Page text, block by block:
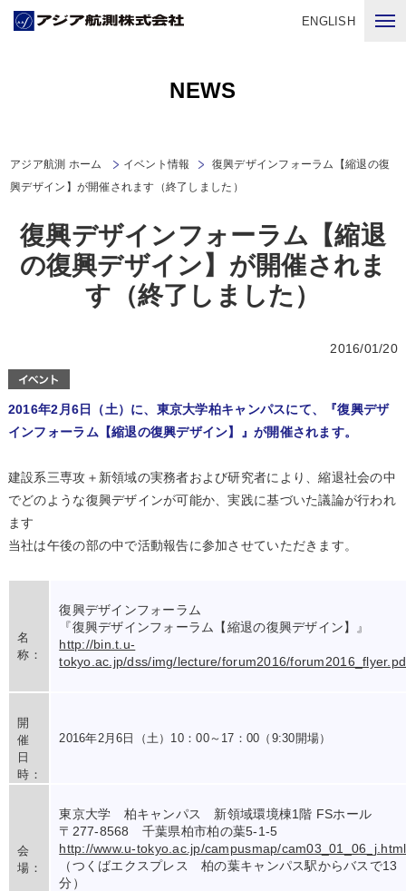
ENGLISH
NEWS
アジア航測 ホーム イベント情報
復興デザインフォーラム【縮退の復
興デザイン】が開催されます（終了しました）
復興デザインフォーラム【縮退
の復興デザイン】が開催されま
す（終了しました）
2016/01/20
2016年2月6日（土）に、東京大学柏キャンパスにて、『復興デザ
インフォーラム【縮退の復興デザイン】』が開催されます。
建設系三専攻＋新領域の実務者および研究者により、縮退社会の中
でどのような復興デザインが可能か、実践に基づいた議論が行われ
ます
当社は午後の部の中で活動報告に参加させていただきます。
名
称：
復興デザインフォーラム
『復興デザインフォーラム【縮退の復興デザイン】』
http://bin.t.u-
tokyo.ac.jp/dss/img/lecture/forum2016/
開
催
日
時：
2016年2月6日（土）10：00～17：00（9:30開場）
会
場：
東京大学 柏キャンパス 新領域環境棟1階 FSホール
〒277-8568 千葉県柏市柏の葉5-1-5
http://www.u-tokyo.ac.jp/campusmap/cam03_01_06_j.html
（つくばエクスプレス 柏の葉キャンパス駅からバスで13
分）